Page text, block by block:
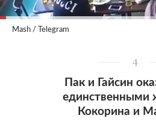
Mash / Telegram
4
Пак и Гайсин
единственными
Кокорина и